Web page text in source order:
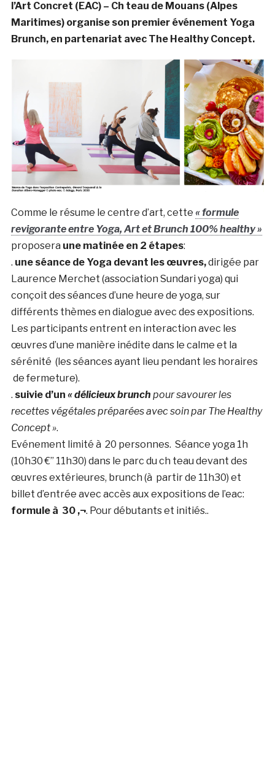
l’Art Concret (EAC) – Ch teau de Mouans (Alpes
Maritimes) organise son premier événement Yoga
Brunch, en partenariat avec The Healthy Concept.
Comme le résume le centre d’art, cette «formule
revigorante entre Yoga, Art et Brunch 100% healthy »
proposera une matinée en 2 étapes:
. une séance de Yoga devant les œuvres,dirigée par
Laurence Merchet (association Sundari yoga) qui
conçoit des séances d’une heure de yoga, sur
différents thèmes en dialogue avec des expositions.
Les participants entrent en interaction avec les
œuvres d’une manière inédite dans le calme et la
sérénité (les séances ayant lieu pendant les horaires
de fermeture).
. suivie d’un « délicieux brunch pour savourer les
recettes végétales préparées avec soin par The Healthy
Concept ».
Evénement limité à 20 personnes. Séance yoga 1h
(10h30 €” 11h30) dans le parc du ch teau devant des
œuvres extérieures, brunch (à partir de 11h30) et
billet d’entrée avec accès aux expositions de l’eac:
formule à 30 ‚¬. Pour débutants et initiés..